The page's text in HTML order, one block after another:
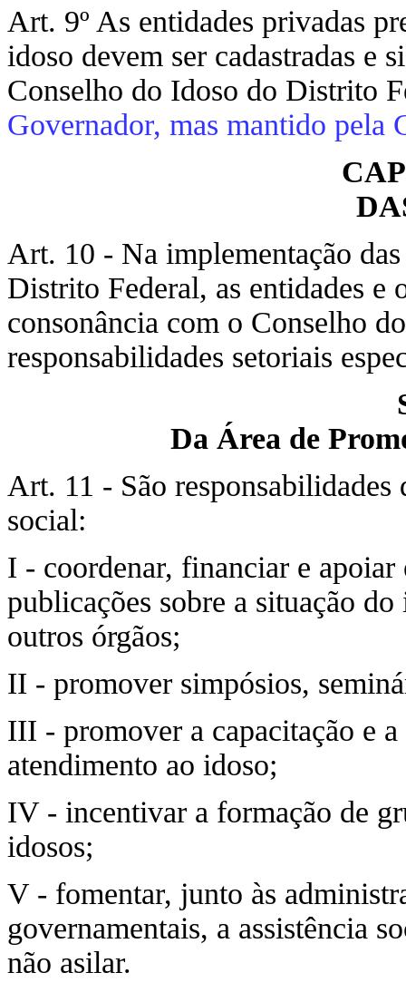
Art. 9º As entidades privadas
idoso devem ser cadastradas e
Conselho do Idoso do Distrito
Governador, mas mantido pela
Art. 10 - Na implementação
Distrito Federal, as entidades e
consonância com o Conselho
responsabilidades setoriais
Da Área de
Art. 11 - São responsabilidades
social:
I - coordenar, financiar e apoiar
publicações sobre a situação
outros órgãos;
II - promover simpósios,
III - promover a capacitação e
atendimento ao idoso;
IV - incentivar a formação de
idosos;
V - fomentar, junto às
governamentais, a assistência
não asilar.